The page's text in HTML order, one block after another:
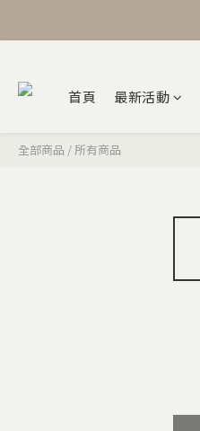
首頁 最新活動
全部商品 / 所有商品